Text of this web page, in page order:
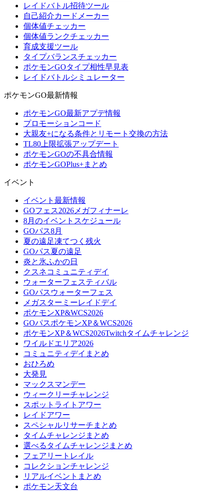
レイドバトル招待ツール
自己紹介カードメーカー
個体値チェッカー
個体値ランクチェッカー
育成支援ツール
タイプバランスチェッカー
ポケモンGOタイプ相性早見表
レイドバトルシミュレーター
ポケモンGO最新情報
ポケモンGO最新アプデ情報
プロモーションコード
大親友+になる条件とリモート交換の方法
TL80上限拡張アップデート
ポケモンGOの不具合情報
ポケモンGOPlus+まとめ
イベント
イベント最新情報
GOフェス2026メガフィナーレ
8月のイベントスケジュール
GOパス8月
夏の遠足凍てつく残火
GOパス夏の遠足
炎と氷ふかの日
クスネコミュニティデイ
ウォーターフェスティバル
GOパスウォーターフェス
メガスターミーレイドデイ
ポケモンXP&WCS2026
GOパスポケモンXP＆WCS2026
ポケモンXP＆WCS2026Twitchタイムチャレンジ
ワイルドエリア2026
コミュニティデイまとめ
おひろめ
大発見
マックスマンデー
ウィークリーチャレンジ
スポットライトアワー
レイドアワー
スペシャルリサーチまとめ
タイムチャレンジまとめ
選べるタイムチャレンジまとめ
フェアリートレイル
コレクションチャレンジ
リアルイベントまとめ
ポケモン天文台